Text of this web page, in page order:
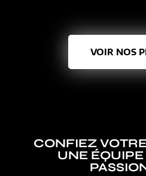
VOIR NOS
CONFIEZ
UNE